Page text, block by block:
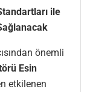
ile
önemli
Esin
etkilenen